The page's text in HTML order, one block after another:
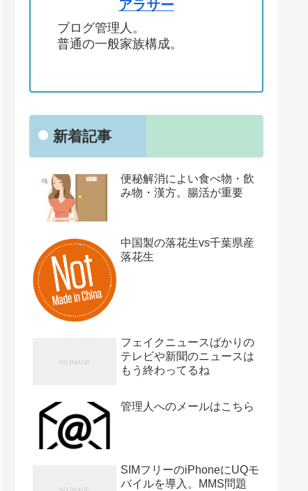
アラサー
ブログ管理人。
普通の一般家族構成。
新着記事
便秘解消によい食べ物・飲
み物・漢方。腸活が重要
中国製の落花生vs千葉県産
落花生
フェイクニュースばかりの
テレビや新聞のニュースは
もう終わってるね
管理人へのメールはこちら
SIMフリーのiPhoneにUQモ
バイルを導入。MMS問題